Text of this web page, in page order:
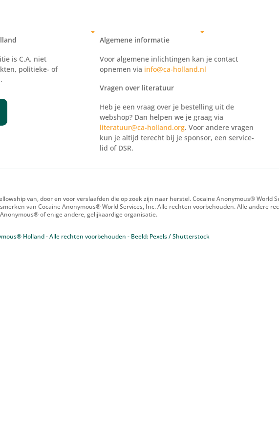
C C
is C.A. niet
politieke- of
Algemene informatie
Voor algemene inlichtingen kan je contact
opnemen via info@ca-holland.nl
Vragen over literatuur
Heb je een vraag over je bestelling uit de
webshop? Dan helpen we je graag via
literatuur@ca-holland.org. Voor andere vragen
kun je altijd terecht bij je sponsor, een service-
lid of DSR.
van, door en voor verslaafden die op zoek zijn naar herstel. Cocaine Anonymous® World
van Cocaine Anonymous® World Services, Inc. Alle rechten voorbehouden. Alle andere
of enige andere, gelijkaardige organisatie.
Holland - Alle rechten voorbehouden - Beeld: Pexels / Shutterstock